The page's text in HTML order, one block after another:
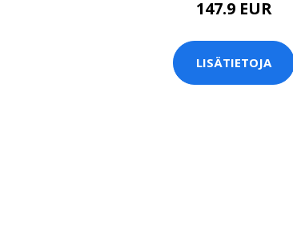
147.9 EUR
LISÄTIETOJA